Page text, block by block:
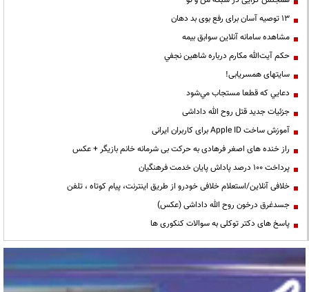
13 توصیه آسان برای رفع بوی بد دهان
مشاهده سامانه آنلاين سوابق بیمه
حكم آيت‌الله مكارم درباره شاهين نجفي
سایتهای همسریابی!
دعايي كه قطعا مستجاب مي‌شود
جزئیات جدید قتل روح الله داداشی
آموزش ساخت Apple ID برای کاربران ایرانی
راز خنده های اصغر فرهادی به حرکت بی شرمانه خانم بازیگر + عکس
پرداخت ۱۰۰ درصد پاداش پایان خدمت فرهنگیان
خلافی آنلاین/استعلام خلافی خودرو از طریق اینترنت، پیام کوتاه ، تلفن
جسدغرق درخون روح الله داداشی (عکس)
پاسخ های دکتر توکلی به سوالات کنکوری ها